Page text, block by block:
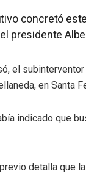
concretó
presidente
el
en Santa
indicado que
detalla que